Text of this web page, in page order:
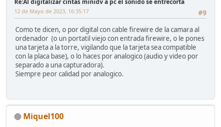
Re:Al digitalizar cintas minidv a pc el sonido se entrecorta
#9
12 de Mayo de 2023, 16:35:17
Como te dicen, o por digital con cable firewire de la camara al
ordenador (o un portatil viejo con entrada firewire, o le pones
una tarjeta a la torre, vigilando que la tarjeta sea compatible
con la placa base), o lo haces por analogico (audio y video por
separado a una capturadora).
Siempre peor calidad por analogico.
Miquel100